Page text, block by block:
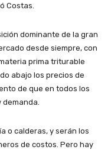
Costas.
dominante de la gran
desde siempre, con
prima triturable
abajo los precios de
de que en todos los
demanda.
o calderas, y serán los
de costos. Pero hay